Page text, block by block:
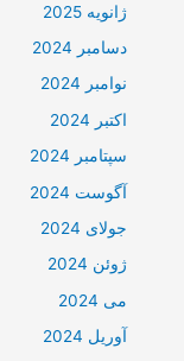
ژانویه 2025
دسامبر 2024
نوامبر 2024
اکتبر 2024
سپتامبر 2024
آگوست 2024
جولای 2024
ژوئن 2024
می 2024
آوریل 2024